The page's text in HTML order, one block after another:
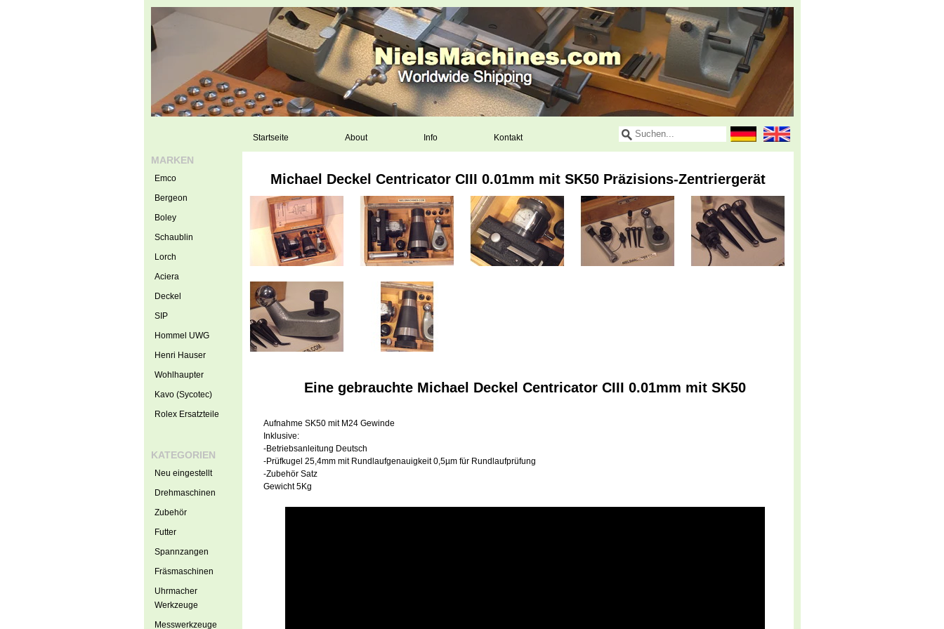
Startseite About Info Kontakt
Michael Deckel Centricator CIII 0.01mm mit SK50 Präzisions-Zentriergerät
Eine gebrauchte Michael Deckel Centricator CIII 0.01mm mit SK50
Aufnahme SK50 mit M24 Gewinde
Inklusive:
-Betriebsanleitung Deutsch
-Prüfkugel 25,4mm mit Rundlaufgenauigkeit 0,5µm für Rundlaufprüfung
-Zubehör Satz
Gewicht 5Kg
MARKEN
Emco
Bergeon
Boley
Schaublin
Lorch
Aciera
Deckel
SIP
Hommel UWG
Henri Hauser
Wohlhaupter
Kavo (Sycotec)
Rolex Ersatzteile
KATEGORIEN
Neu eingestellt
Drehmaschinen
Zubehör
Futter
Spannzangen
Fräsmaschinen
Uhrmacher
Werkzeuge
Messwerkzeuge